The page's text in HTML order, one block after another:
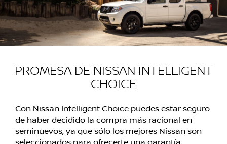
PROMESA DE NISSAN INTELLIGENT
CHOICE
Con Nissan Intelligent Choice puedes estar seguro
de haber decidido la compra más racional en
seminuevos, ya que sólo los mejores Nissan son